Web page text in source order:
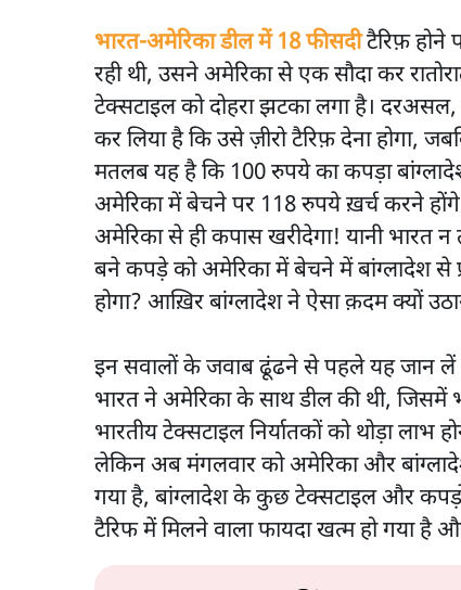
भारत-अमेरिका डील में 18 फीसदीटैरिफ़ होने
रही थी, उसने अमेरिका से एक सौदा कर
टेक्सटाइल को दोहरा झटका लगा है।
कर लिया है कि उसे ज़ीरो टैरिफ़ देना होगा,
मतलब यह है कि 100 रुपये का कपड़ा
अमेरिका में बेचने पर 118 रुपये ख़र्च करने
अमेरिका से ही कपास खरीदेगा! यानी भारत
बने कपड़े को अमेरिका में बेचने में बांग्लादेश से
होगा? आख़िर बांग्लादेश ने ऐसा क़दम क्यों
इन सवालों के जवाब ढूंढने से पहले यह जान लें
भारत ने अमेरिका के साथ डील की थी, जिसमें
भारतीय टेक्सटाइल निर्यातकों को थोड़ा लाभ
लेकिन अब मंगलवार को अमेरिका और
गया है, बांग्लादेश के कुछ टेक्सटाइल और
टैरिफ में मिलने वाला फायदा खत्म हो गया है